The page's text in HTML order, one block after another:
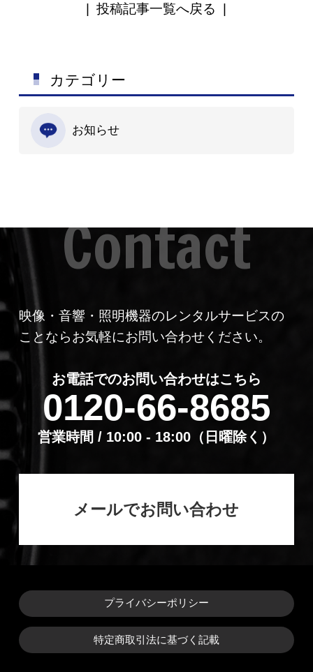
カテゴリー
お知らせ
|投稿記事一覧へ戻る |
映像・音響・照明機器のレンタルサービスの
ことならお気軽にお問い合わせください。
お電話でのお問い合わせはこちら
0120-66-8685
営業時間 / 10:00 - 18:00（⽇曜除く）
メールでお問い合わせ
プライバシーポリシー
特定商取引法に基づく記載